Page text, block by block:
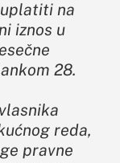
na
iznos u
28.
reda,
pravne